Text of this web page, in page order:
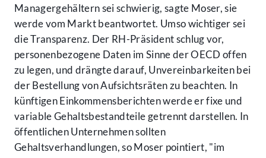
Managergehältern sei schwierig, sagte Moser, sie
werde vom Markt beantwortet. Umso wichtiger sei
die Transparenz. Der RH-Präsident schlug vor,
personenbezogene Daten im Sinne der OECD offen
zu legen, und drängte darauf, Unvereinbarkeiten bei
der Bestellung von Aufsichtsräten zu beachten. In
künftigen Einkommensberichten werde er fixe und
variable Gehaltsbestandteile getrennt darstellen. In
öffentlichen Unternehmen sollten
Gehaltsverhandlungen, so Moser pointiert, "im